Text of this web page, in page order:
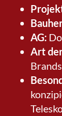
AG:
Art